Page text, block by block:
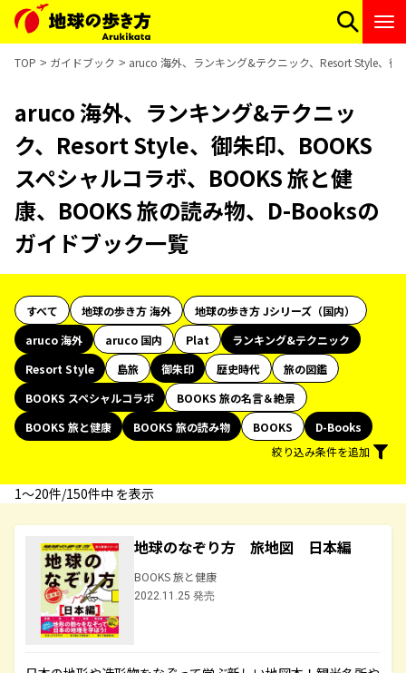
TOP ガイドブック aruco 海外、ランキング&テクニック、Resort Style、
aruco 海外、ランキング&テクニッ
ク、Resort Style、御朱印、BOOKS
スペシャルコラボ、BOOKS 旅と健
康、BOOKS 旅の読み物、D-Booksの
ガイドブック一覧
すべて 地球の歩き方 海外
地球の歩き方 Jシリーズ（国内）
aruco 海外
aruco 国内 Plat
ランキング&テクニック
Resort Style
島旅 御朱印 歴史時代
旅の図鑑
BOOKS スペシャルコラボ
BOOKS 旅の名言＆絶景
BOOKS 旅と健康
BOOKS 旅の読み物 BOOKS
D-Books
絞り込み条件を追加
1〜20件/150件中 を表示
地球のなぞり方 旅地図 日本編
BOOKS 旅と健康
2022.11.25 発売